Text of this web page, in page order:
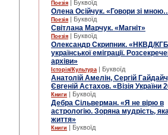
Поезія | Буквоїд
Олена Осійчук. «Говори зі
Поезія | Буквоїд
Світлана Марчук. «Магніт»
Поезія | Буквоїд
Олександр Скрипник. «НКВД/
української еміграції.
архіви»
Історія/Культура | Буквоїд
Анатолій Амелін, Сергій
Євгеній Астахов. «Візія України
Книги | Буквоїд
Дебра Сільверман. «Я не вірю в
астрологію. Зоряна мудрість,
життя»
Книги | Буквоїд